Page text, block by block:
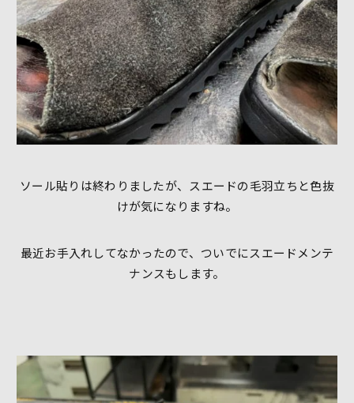
ソール貼りは終わりましたが、スエードの毛羽立ちと色抜
けが気になりますね。
最近お手入れしてなかったので、ついでにスエードメンテ
ナンスもします。